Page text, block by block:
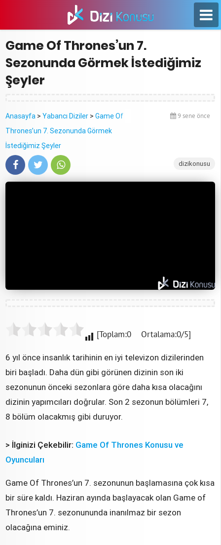
Game Of Thrones’un 7.
Sezonunda Görmek İstediğimiz
Şeyler
Anasayfa >Yabancı Diziler >Game Of
Thrones’un 7. Sezonunda Görmek
İstediğimiz Şeyler
9 sene önce
dizikonusu
[Toplam:0 Ortalama:0/5]
6 yıl önce insanlık tarihinin en iyi televizon dizilerinden
biri başladı. Daha dün gibi görünen dizinin son iki
sezonunun önceki sezonlara göre daha kısa olacağını
dizinin yapımcıları doğrular. Son 2 sezonun bölümleri 7,
8 bölüm olacakmış gibi duruyor.
> İlginizi Çekebilir: Game Of Thrones Konusu ve
Oyuncuları
Game Of Thrones’un 7. sezonunun başlamasına çok kısa
bir süre kaldı. Haziran ayında başlayacak olan Game of
Thrones’un 7. sezonununda inanılmaz bir sezon
olacağına eminiz.